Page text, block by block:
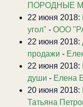
ПОРОДНЫЕ
22 июня 2018:
угол" - ООО
22 июня 2018:
продажи -
22 июня 2018:
души - Елена
20 июня 2018:
Татьяна